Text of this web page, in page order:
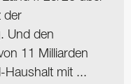
der
Und den
11 Milliarden
Haushalt mit ...